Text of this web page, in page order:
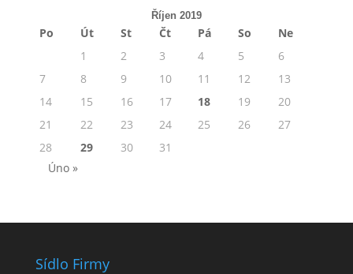
Říjen 2019
Po Út St Čt Pá So
Ne
1
2 3 4 5
6
7
8 9 10 11 12
13
14
15 16 17 18 19
20
21
22 23 24 25 26
27
28
29 30
31
Úno »
Sídlo Firmy